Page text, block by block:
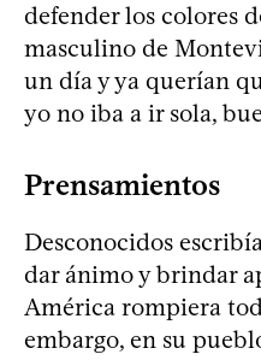
defender los colores
masculino de
un día y ya querían
yo no iba a ir sola,
Prensamientos
Desconocidos
dar ánimo y brindar
América rompiera
embargo, en su